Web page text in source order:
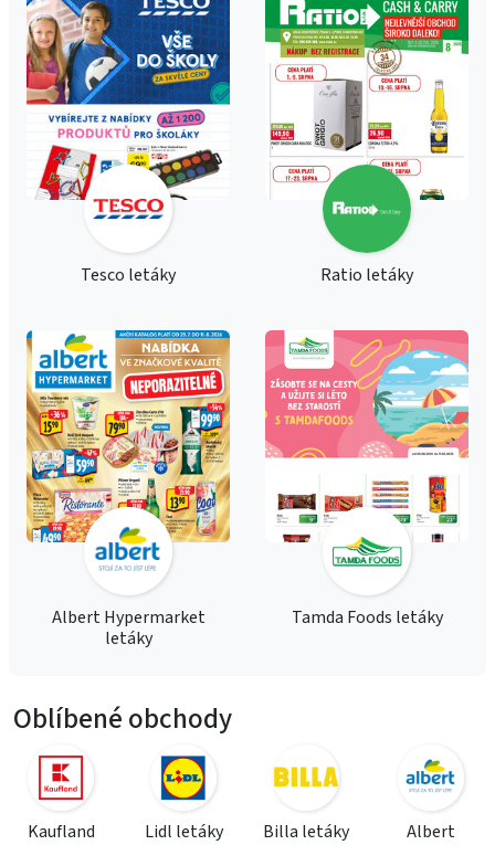
Tesco letáky Ratio letáky
Albert Hypermarket
letáky
Tamda Foods letáky
Oblíbené obchody
Kaufland
Lidl letáky Billa letáky
Albert